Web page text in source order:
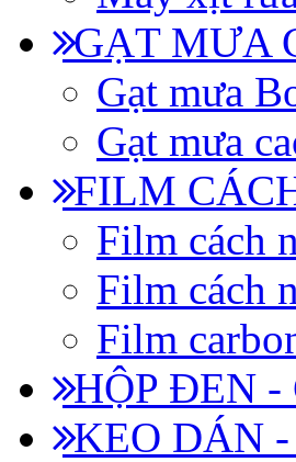
GẠT MƯA
Gạt mưa
Gạt mưa
FILM
Film cách
Film cách
Film
HỘP ĐEN -
KEO DÁN -